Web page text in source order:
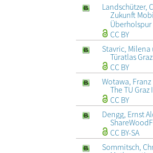
Landschützer,
Zukunft
Überholspur
CC BY
Stavric,
Türatlas Graz
CC BY
Wotawa, Franz
The TU
CC BY
Dengg, Ernst
CC BY-SA
Sommitsch,